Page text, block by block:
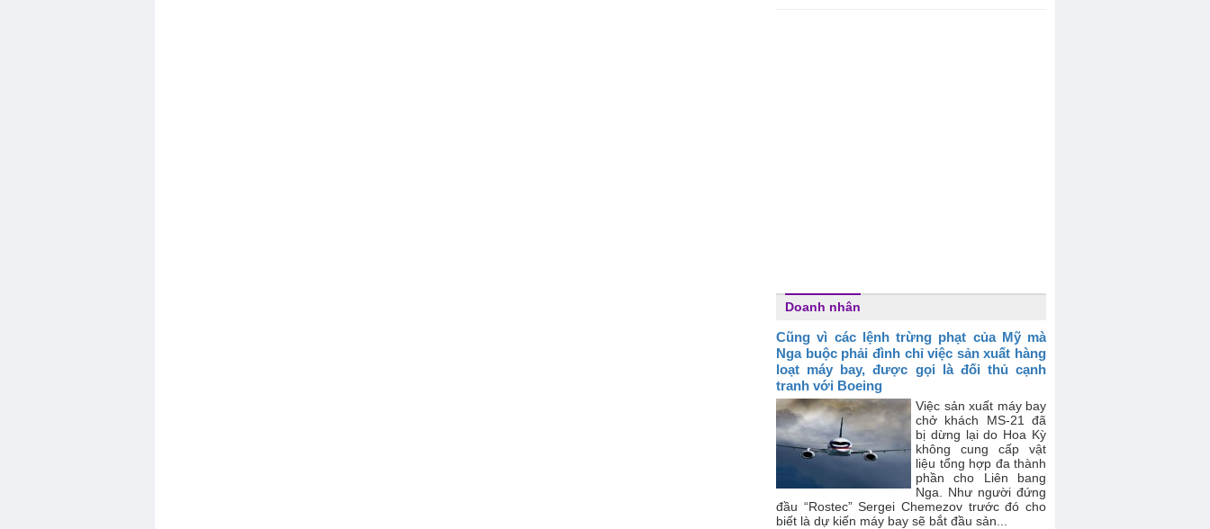
Doanh nhân
Cũng vì các lệnh trừng phạt của Mỹ mà
Nga buộc phải đình chỉ việc sản xuất hàng
loạt máy bay, được gọi là đối thủ cạnh
tranh với Boeing
Việc sản xuất máy bay
chở khách MS-21 đã
bị dừng lại do Hoa Kỳ
không cung cấp vật
liệu tổng hợp đa thành
phần cho Liên bang
Nga. Như người đứng
đầu “Rostec” Sergei Chemezov trước đó cho
biết là dự kiến máy bay sẽ bắt đầu sản...